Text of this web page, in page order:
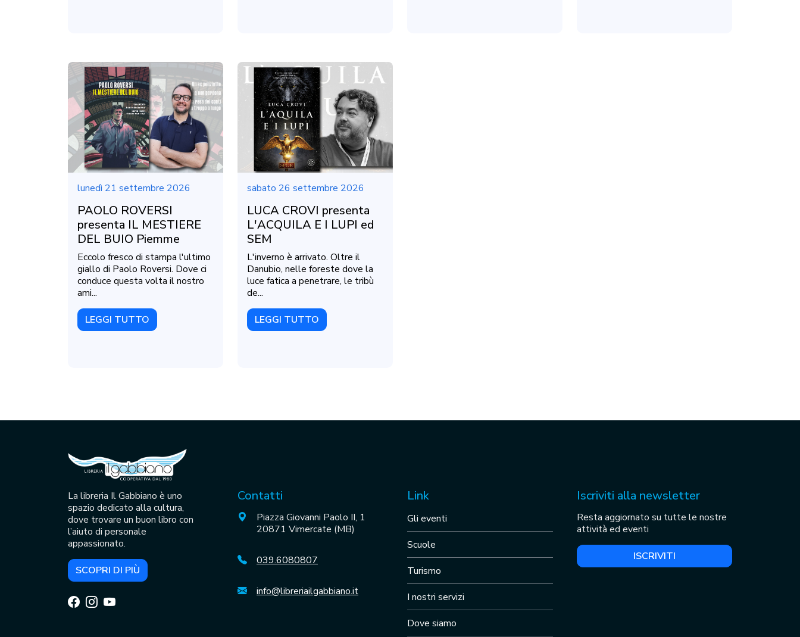
lunedì 21 settembre 2026
PAOLO ROVERSI
presenta IL MESTIERE
DEL BUIO Piemme
Eccolo fresco di stampa l'ultimo
giallo di Paolo Roversi. Dove ci
conduce questa volta il nostro
ami...
LEGGI TUTTO
sabato 26 settembre 2026
LUCA CROVI presenta
L'ACQUILA E I LUPI ed
SEM
L'inverno è arrivato. Oltre il
Danubio, nelle foreste dove la
luce fatica a penetrare, le tribù
de...
LEGGI TUTTO
La libreria Il Gabbiano è uno
spazio dedicato alla cultura,
dove trovare un buon libro con
l’aiuto di personale
appassionato.
SCOPRI DI PIÙ
Contatti
Piazza Giovanni Paolo II, 1
20871 Vimercate (MB)
039.6080807
info@libreriailgabbiano.it
Link
Gli eventi
Scuole
Turismo
I nostri servizi
Dove siamo
Iscriviti alla newsletter
Resta aggiornato su tutte le nostre
attività ed eventi
ISCRIVITI